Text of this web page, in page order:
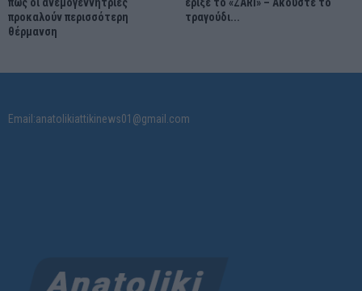
προκαλούν περισσότερη
θέρμανση
τραγούδι...
Email:anatolikiattikinews01@gmail.com